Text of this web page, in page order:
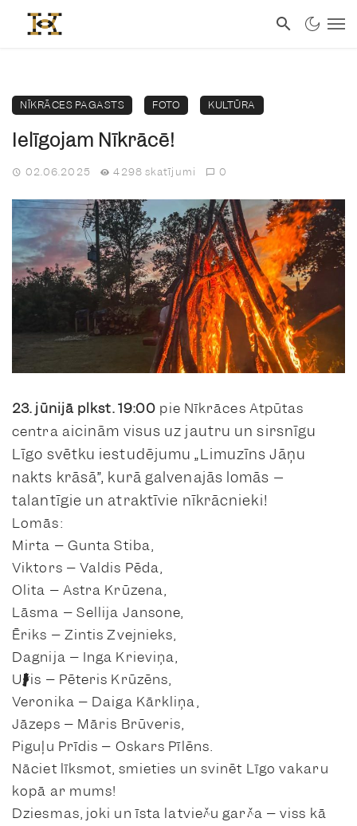
NĪKRĀCES PAGASTS FOTO KULTŪRA
Ielīgojam Nīkrācē!
02.06.2025 4298 skatījumi 0
23. jūnijā plkst. 19:00 pie Nīkrāces Atpūtas
centra aicinām visus uz jautru un sirsnīgu
Līgo svētku iestudējumu„Limuzīns Jāņu
nakts krāsā”, kurā galvenajās lomās –
talantīgie un atraktīvie nīkrācnieki!
Lomās:
Mirta – Gunta Stiba,
Viktors – Valdis Pēda,
Olita – Astra Krūzena,
Lāsma – Sellija Jansone,
Ēriks – Zintis Zvejnieks,
Dagnija – Inga Krieviņa,
Uģis – Pēteris Krūzēns,
Veronika – Daiga Kārkliņa,
Jāzeps – Māris Brūveris,
Piguļu Prīdis – Oskars Pīlēns.
Nāciet līksmot, smieties un svinēt Līgo vakaru
kopā ar mums!
Dziesmas, joki un īsta latviešu garša – viss kā